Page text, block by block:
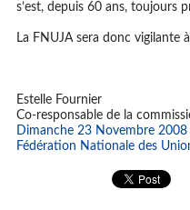
s’est, depuis 60 ans, toujours
La FNUJA sera donc
Estelle Fournier
Co-responsable de la
Dimanche 23 Novembre 2008
Fédération Nationale des